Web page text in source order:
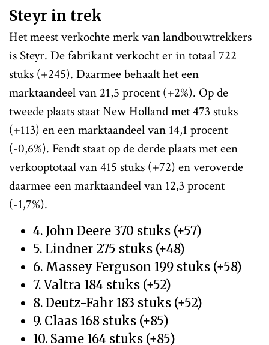
Steyr in trek
Het meest verkochte merk van landbouwtrekkers
is Steyr. De fabrikant verkocht er in totaal 722
stuks (+245). Daarmee behaalt het een
marktaandeel van 21,5 procent (+2%). Op de
tweede plaats staat New Holland met 473 stuks
(+113) en een marktaandeel van 14,1 procent
(-0,6%). Fendt staat op de derde plaats met een
verkooptotaal van 415 stuks (+72) en veroverde
daarmee een marktaandeel van 12,3 procent
(-1,7%).
4. John Deere 370 stuks (+57)
5. Lindner 275 stuks (+48)
6. Massey Ferguson 199 stuks (+58)
7. Valtra 184 stuks (+52)
8. Deutz-Fahr 183 stuks (+52)
9. Claas 168 stuks (+85)
10. Same 164 stuks (+85)